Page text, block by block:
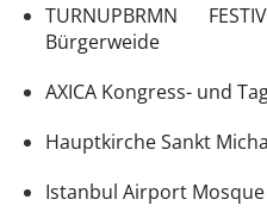
TURNUPBRMN
Bürgerweide
AXICA Kongress- und
Hauptkirche Sankt
Istanbul Airport Mosque